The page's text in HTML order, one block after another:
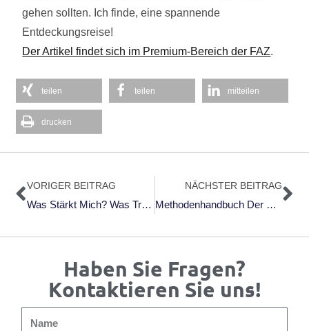
gehen sollten. Ich finde, eine spannende
Entdeckungsreise!
Der Artikel findet sich im Premium-Bereich der FAZ.
teilen teilen mitteilen
drucken
Zurück
VORIGER BEITRAG
Was Stärkt Mich? Was Trägt Zu Meiner Gesundheit Bei?
NÄCHSTER BEITRAG
Methodenhandbuch Der Betriebswirtschaft – Was Hat Das Mit Führung Und Change-Management Zu Tun?
Haben Sie Fragen?
Kontaktieren Sie uns!